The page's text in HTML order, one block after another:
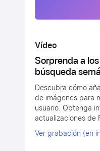
Vídeo
Sorprenda a
búsqueda
Descubra cómo
de imágenes para
usuario. Obtenga
actualizaciones de
Ver grabación (en